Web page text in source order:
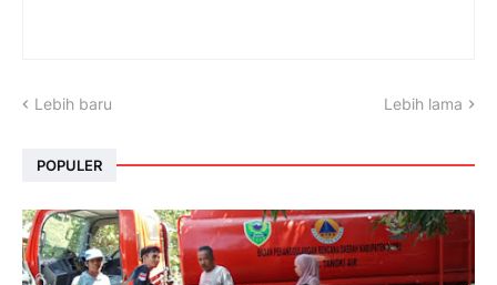
Lebih baru Lebih lama
POPULER